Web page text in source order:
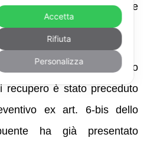
a rate le somme
che il debitore spesso
recupero è stato preceduto
ex art. 6-bis dello
ha già presentato
Accetta
Rifiuta
Personalizza